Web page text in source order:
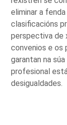
eliminar a
clasificacións
perspectiva de
convenios e os
garantan na
profesional
desigualdades.